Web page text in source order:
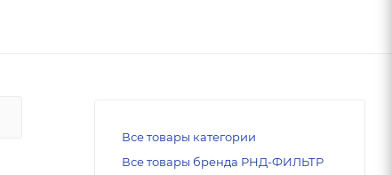
Все товары категории
Все товары бренда РНД-ФИЛЬТР